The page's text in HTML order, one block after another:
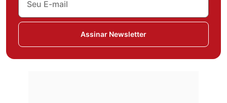
Assinar Newsletter